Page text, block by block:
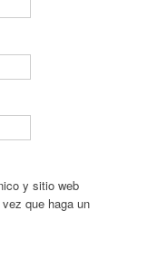
y sitio web
que haga un